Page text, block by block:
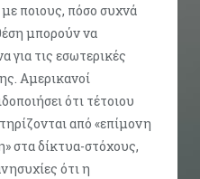
με ποιους, πόσο συχνά
μπορούν να
για τις εσωτερικές
Αμερικανοί
ότι τέτοιου
από «επίμονη
στα δίκτυα-στόχους,
ότι η